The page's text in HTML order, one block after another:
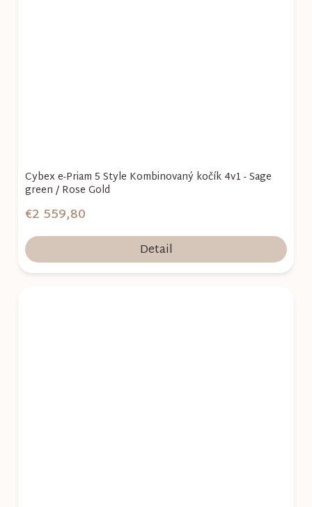
Cybex e-Priam 5 Style Kombinovaný kočík 4v1 - Sage
green / Rose Gold
€2 559,80
Detail